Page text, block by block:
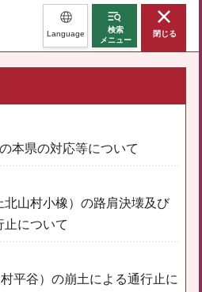
Language
検索
メニュー
閉じる
本県の対応等について
北山村小橡）の路肩決壊及び
止について
平谷）の崩土による通行止に